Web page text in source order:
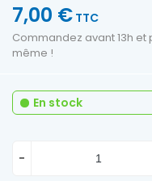
7,00 € TTC
Commandez avant 13h
même !
En stock
-